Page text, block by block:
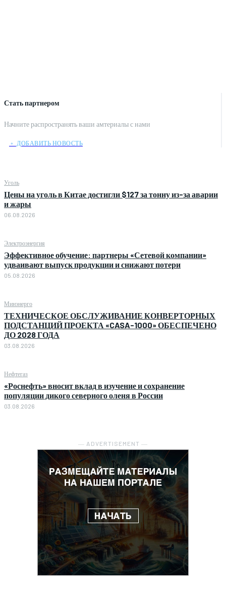
Стать партнером
Начните распространять ваши амтериалы с нами
﹢ ДОБАВИТЬ НОВОСТЬ
Уголь
Цены на уголь в Китае достигли $127 за тонну из-за аварии
и жары
06.08.2026
Электроэнергия
Эффективное обучение: партнеры «Сетевой компании»
удваивают выпуск продукции и снижают потери
05.08.2026
Минэнерго
ТЕХНИЧЕСКОЕ ОБСЛУЖИВАНИЕ КОНВЕРТОРНЫХ
ПОДСТАНЦИЙ ПРОЕКТА «CASA-1000» ОБЕСПЕЧЕНО
ДО 2028 ГОДА
03.08.2026
Нефтегаз
«Роснефть» вносит вклад в изучение и сохранение
популяции дикого северного оленя в России
03.08.2026
― ADVERTISEMENT ―